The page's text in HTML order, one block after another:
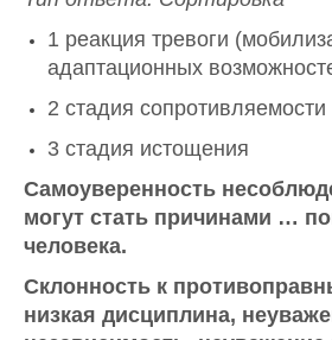
1 реакция тревоги
адаптационных
2 стадия сопротивляемости
3 стадия истощения
Самоуверенность
могут стать причинами …
человека.
Склонность к
низкая дисциплина,